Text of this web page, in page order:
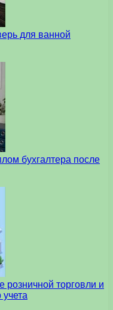
для ванной
бухгалтера после
розничной торговли и